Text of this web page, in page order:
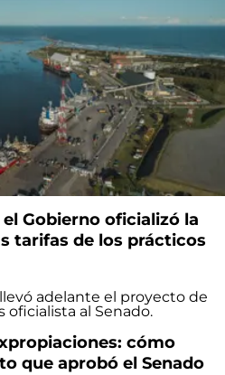
Gobierno oficializó la
tarifas de los prácticos
cómo
que aprobó el Senado